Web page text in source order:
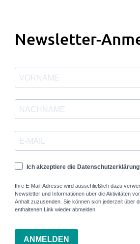
Newsletter-
Ich akzeptiere die Datenschutzerklärung
Ihre E-Mail-Adresse wird ausschließlich dazu
Newsletter und Informationen über die Aktivitäten
Anhalt zuzusenden. Sie können sich jederzeit über
enthaltenen Link wieder abmelden.
ANMELDEN